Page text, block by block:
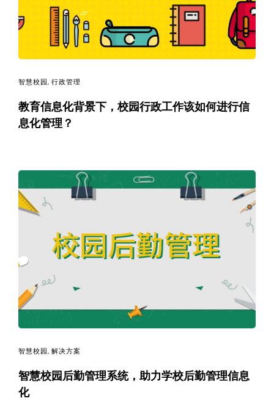
智慧校园 , 行政管理
教育信息化背景下，校园行政工作该如何进行信
息化管理？
智慧校园 , 解决方案
智慧校园后勤管理系统，助力学校后勤管理信息
化